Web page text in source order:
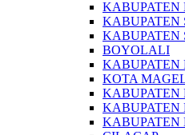
KABUPATEN
KABUPATEN
KABUPATEN
BOYOLALI
KABUPATEN
KOTA
KABUPATEN
KABUPATEN